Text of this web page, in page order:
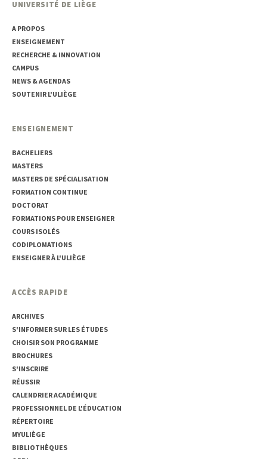
UNIVERSITÉ DE LIÈGE
A PROPOS
ENSEIGNEMENT
RECHERCHE & INNOVATION
CAMPUS
NEWS & AGENDAS
SOUTENIR L'ULIÈGE
ENSEIGNEMENT
BACHELIERS
MASTERS
MASTERS DE SPÉCIALISATION
FORMATION CONTINUE
DOCTORAT
FORMATIONS POUR ENSEIGNER
COURS ISOLÉS
CODIPLOMATIONS
ENSEIGNER À L'ULIÈGE
ACCÈS RAPIDE
ARCHIVES
S'INFORMER SUR LES ÉTUDES
CHOISIR SON PROGRAMME
BROCHURES
S'INSCRIRE
RÉUSSIR
CALENDRIER ACADÉMIQUE
PROFESSIONNEL DE L'ÉDUCATION
RÉPERTOIRE
MYULIÈGE
BIBLIOTHÈQUES